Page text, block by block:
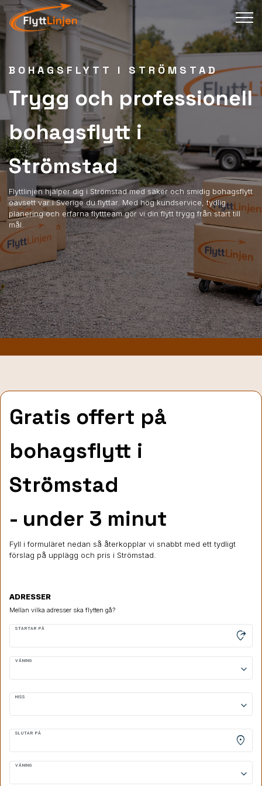
BOHAGSFLYTT I STRÖMSTAD
Trygg och professionell
bohagsflytt i
Strömstad
Flyttlinjen hjälper dig i Strömstad med säker och smidig bohagsflytt
oavsett var i Sverige du flyttar. Med hög kundservice, tydlig
planering och erfarna flyttteam gör vi din flytt trygg från start till
mål.
Gratis offert på
bohagsflytt i
Strömstad
- under 3 minut
Fyll i formuläret nedan så återkopplar vi snabbt med ett tydligt
förslag på upplägg och pris i Strömstad.
ADRESSER
Mellan vilka adresser ska flytten gå?
STARTAR PÅ
moved_location
VÅNING
keyboard_arrow_down
HISS
keyboard_arrow_down
SLUTAR PÅ
location_on
VÅNING
keyboard_arrow_down